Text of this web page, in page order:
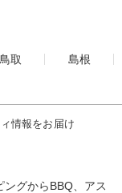
鳥取 島根
情報をお届け
グからBBQ、アス